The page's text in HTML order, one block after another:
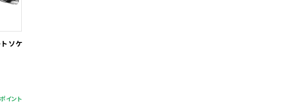
ソケ
イント